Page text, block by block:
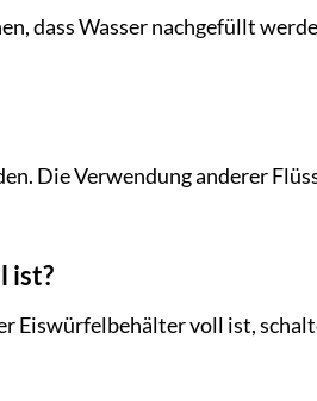
dass Wasser nachgefüllt
Die Verwendung anderer
ist?
Eiswürfelbehälter voll ist,